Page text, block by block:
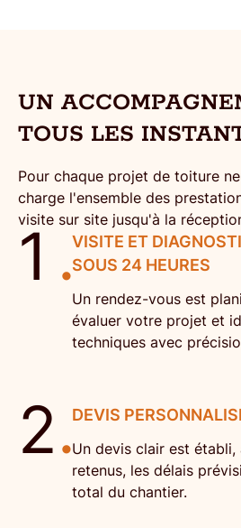
UN
TOUS LES
Pour chaque projet de toiture
charge l'ensemble des
visite sur site jusqu'à la
1 .VISITE ET
SOUS 24 HEURES
Un rendez-vous est
évaluer votre projet et
techniques avec
2.DEVIS
Un devis clair est établi,
retenus, les délais
total du chantier.